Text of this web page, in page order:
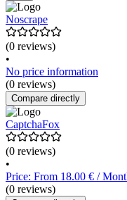
Noscrape
(0 reviews)
•
No price information
(0 reviews)
Compare directly
CaptchaFox
(0 reviews)
•
Price: From 18.00 € /
(0 reviews)